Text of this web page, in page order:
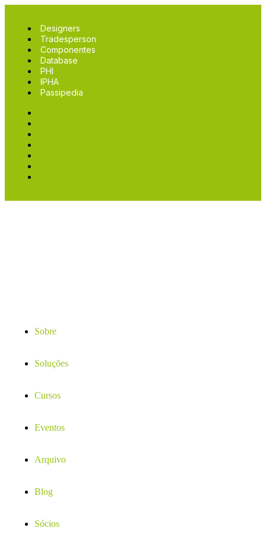
Designers
Tradesperson
Componentes
Database
PHI
IPHA
Passipedia
Sobre
Soluções
Cursos
Eventos
Arquivo
Blog
Sócios